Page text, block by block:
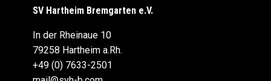
SV Hartheim Bremgarten e.V.
In der Rheinaue 10
79258 Hartheim a.Rh.
+49 (0) 7633-2501